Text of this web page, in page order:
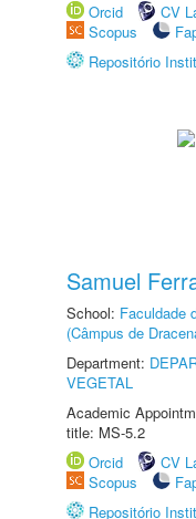
Orcid
CV
Scopus
Repositório
Samuel
School: Faculdade
(Câmpus de
Department:
VEGETAL
Academic
title: MS-5.2
Orcid
CV
Scopus
Repositório